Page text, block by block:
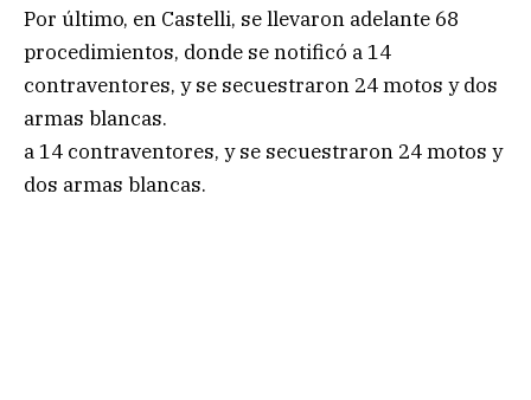
Por último, en Castelli, se llevaron adelante 68
procedimientos, donde se notificó a 14
contraventores, y se secuestraron 24 motos y dos
armas blancas.
a 14 contraventores, y se secuestraron 24 motos y
dos armas blancas.